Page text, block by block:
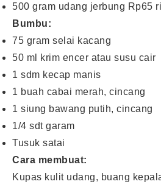
500 gram udang jerbung Rp65
Bumbu:
75 gram selai kacang
50 ml krim encer atau susu cair
1 sdm kecap manis
1 buah cabai merah, cincang
1 siung bawang putih, cincang
1/4 sdt garam
Tusuk satai
Cara membuat:
Kupas kulit udang, buang